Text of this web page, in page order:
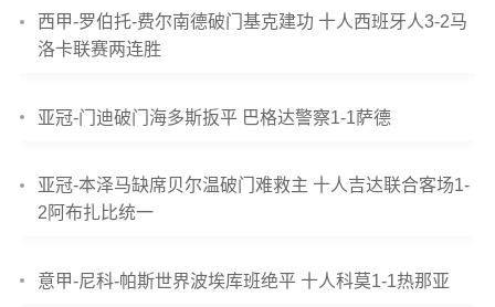
西甲-罗伯托-费尔南德破门基克建功 十人西班牙人3-2马
洛卡联赛两连胜
亚冠-门迪破门海多斯扳平 巴格达警察1-1萨德
亚冠-本泽马缺席贝尔温破门难救主 十人吉达联合客场1-
2阿布扎比统一
意甲-尼科-帕斯世界波埃库班绝平 十人科莫1-1热那亚